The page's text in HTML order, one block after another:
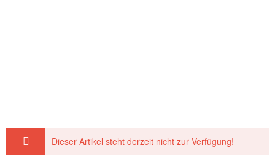
Dieser Artikel steht derzeit nicht zur Verfügung!